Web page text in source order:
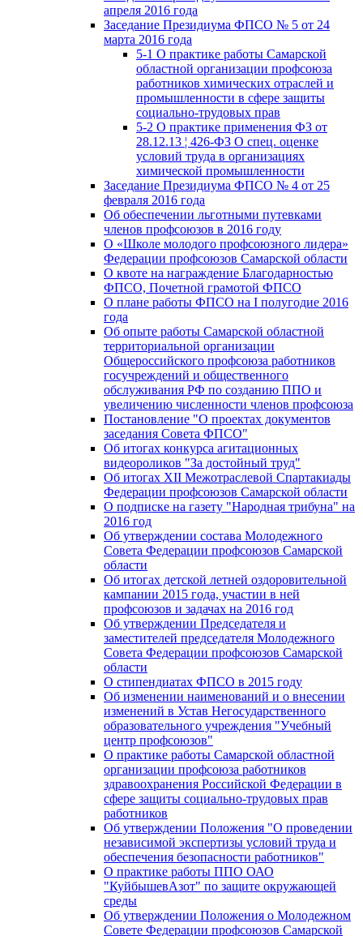
апреля 2016 года
Заседание Президиума ФПСО № 5 от 24
марта 2016 года
5-1 О практике работы Самарской
областной организации профсоюза
работников химических отраслей и
промышленности в сфере защиты
социально-трудовых прав
5-2 О практике применения ФЗ от
28.12.13 ¦ 426-ФЗ О спец. оценке
условий труда в организациях
химической промышленности
Заседание Президиума ФПСО № 4 от 25
февраля 2016 года
Об обеспечении льготными путевками
членов профсоюзов в 2016 году
О «Школе молодого профсоюзного лидера»
Федерации профсоюзов Самарской области
О квоте на награждение Благодарностью
ФПСО, Почетной грамотой ФПСО
О плане работы ФПСО на I полугодие 2016
года
Об опыте работы Самарской областной
территориальной организации
Общероссийского профсоюза работников
госучреждений и общественного
обслуживания РФ по созданию ППО и
увеличению численности членов профсоюза
Постановление "О проектах документов
заседания Совета ФПСО"
Об итогах конкурса агитационных
видеороликов "За достойный труд"
Об итогах XII Межотраслевой Спартакиады
Федерации профсоюзов Самарской области
О подписке на газету "Народная трибуна" на
2016 год
Об утверждении состава Молодежного
Совета Федерации профсоюзов Самарской
области
Об итогах детской летней оздоровительной
кампании 2015 года, участии в ней
профсоюзов и задачах на 2016 год
Об утверждении Председателя и
заместителей председателя Молодежного
Совета Федерации профсоюзов Самарской
области
О стипендиатах ФПСО в 2015 году
Об изменении наименований и о внесении
изменений в Устав Негосударственного
образовательного учреждения "Учебный
центр профсоюзов"
О практике работы Самарской областной
организации профсоюза работников
здравоохранения Российской Федерации в
сфере защиты социально-трудовых прав
работников
Об утверждении Положения "О проведении
независимой экспертизы условий труда и
обеспечения безопасности работников"
О практике работы ППО ОАО
"КуйбышевАзот" по защите окружающей
среды
Об утверждении Положения о Молодежном
Совете Федерации профсоюзов Самарской